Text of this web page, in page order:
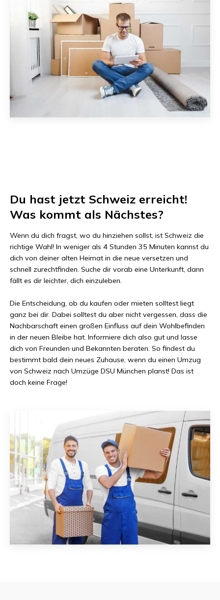
Du hast jetzt Schweiz erreicht!
Was kommt als Nächstes?
Wenn du dich fragst, wo du hinziehen sollst, ist Schweiz die
richtige Wahl! In weniger als 4 Stunden 35 Minuten kannst du
dich von deiner alten Heimat in die neue versetzen und
schnell zurechtfinden. Suche dir vorab eine Unterkunft, dann
fällt es dir leichter, dich einzuleben.
Die Entscheidung, ob du kaufen oder mieten solltest liegt
ganz bei dir. Dabei solltest du aber nicht vergessen, dass die
Nachbarschaft einen großen Einfluss auf dein Wohlbefinden
in der neuen Bleibe hat. Informiere dich also gut und lasse
dich von Freunden und Bekannten beraten. So findest du
bestimmt bald dein neues Zuhause, wenn du einen Umzug
von Schweiz nach Umzüge DSU München planst! Das ist
doch keine Frage!